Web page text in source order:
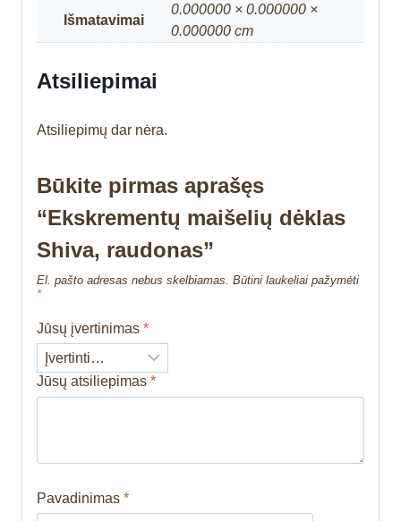
Išmatavimai
0.000000 × 0.000000 ×
0.000000 cm
Atsiliepimai
Atsiliepimų dar nėra.
Būkite pirmas aprašęs
“Ekskrementų maišelių dėklas
Shiva, raudonas”
El. pašto adresas nebus skelbiamas. Būtini laukeliai pažymėti
*
Jūsų įvertinimas *
Jūsų atsiliepimas *
Pavadinimas *